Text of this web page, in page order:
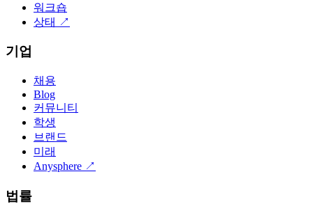
워크숍
상태 ↗
기업
채용
Blog
커뮤니티
학생
브랜드
미래
Anysphere ↗
법률